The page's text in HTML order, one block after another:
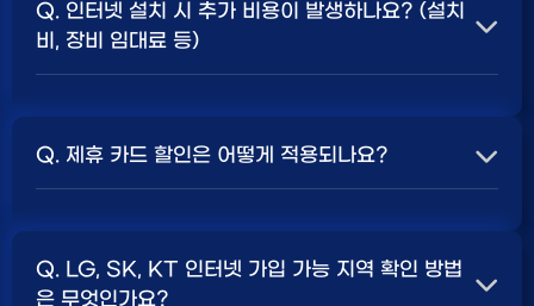
보통 500Mbps 또는 1Gbps 인터넷을 TV와 결합하여
가입할 때현금 사은품
세요.
Q. 인터넷 설치 시 추가 비용이 발생하나요? (설치
비, 장비 임대료 등)
청구되는 경우가 많습니다. 다만, 인터넷 상품 및 프로모션
책 확인 필수.
Q. 제휴 카드 할인은 어떻게 적용되나요?
에서 일정 금액이 할인됩니다. 할인 금액과 조건은 카드사
Q. LG, SK, KT 인터넷 가입 가능 지역 확인 방법
은 무엇인가요?